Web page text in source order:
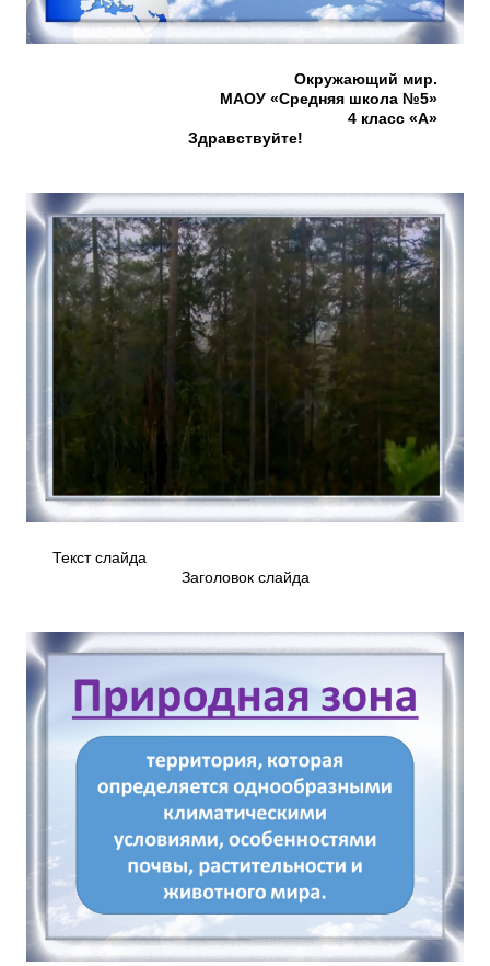
Окружающий мир.
МАОУ «Средняя школа №5»
4 класс «А»
Здравствуйте!
Текст слайда
Заголовок слайда